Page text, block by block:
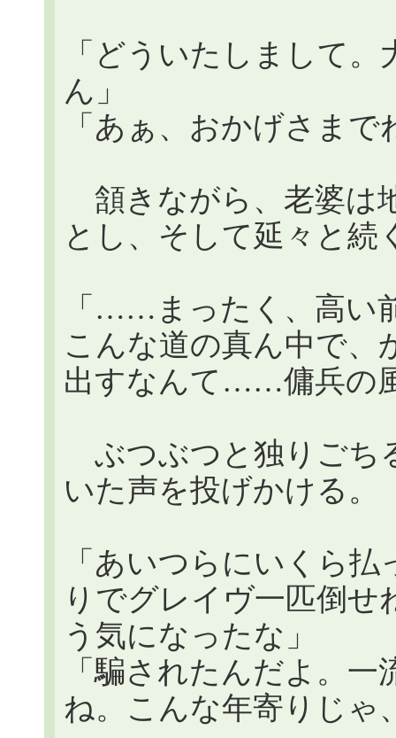
「どういたしまして
ん」
「あぁ、おかげさまで
頷きながら、老婆は
とし、そして延々と続
「……まったく、高い
こんな道の真ん中で、
出すなんて……傭兵の
ぶつぶつと独りごち
いた声を投げかける。
「あいつらにいくら
りでグレイヴ一匹倒
う気になったな」
「騙されたんだよ。
ね。こんな年寄りじゃ